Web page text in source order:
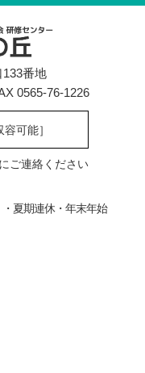
番地
0565-76-1226
容可能］
ご連絡ください
夏期連休・年末年始